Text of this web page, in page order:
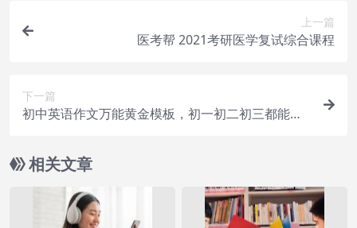
上一篇
医考帮 2021考研医学复试综合课程
下一篇
初中英语作文万能黄金模板，初一初二初三都能用
相关文章